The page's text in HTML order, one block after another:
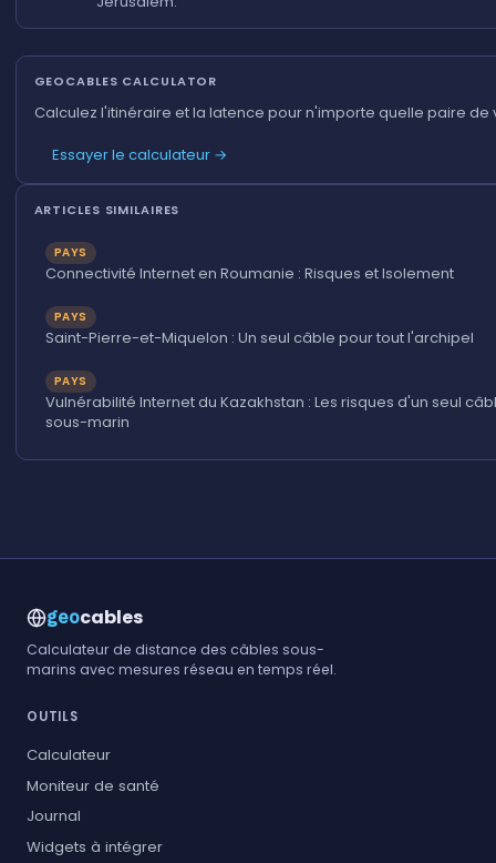
GEOCABLES CALCULATOR
Calculez l'itinéraire et la latence pour n'importe quelle paire de
Essayer le calculateur →
ARTICLES SIMILAIRES
PAYS
Connectivité Internet en Roumanie : Risques et Isolement
PAYS
Saint-Pierre-et-Miquelon : Un seul câble pour tout l'archipel
PAYS
Vulnérabilité Internet du Kazakhstan : Les risques d'un seul
sous-marin
geocables
Calculateur de distance des câbles sous-
marins avec mesures réseau en temps réel.
OUTILS
Calculateur
Moniteur de santé
Journal
Widgets à intégrer